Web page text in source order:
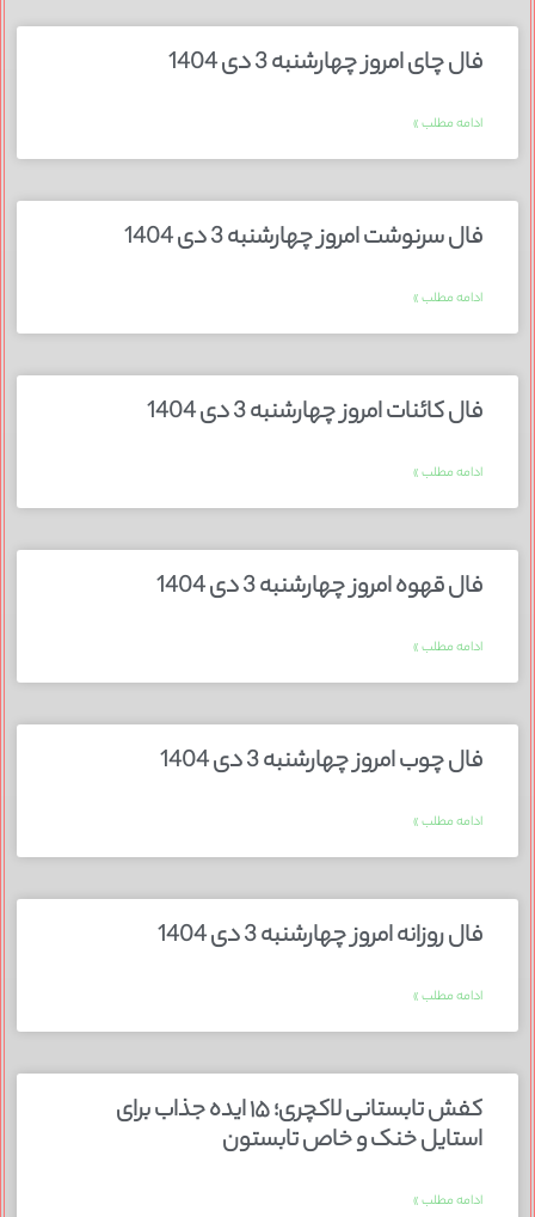
فال چای امروز چهارشنبه 3 دی 1404
ادامه مطلب »
فال سرنوشت امروز چهارشنبه 3 دی 1404
ادامه مطلب »
فال کائنات امروز چهارشنبه 3 دی 1404
ادامه مطلب »
فال قهوه امروز چهارشنبه 3 دی 1404
ادامه مطلب »
فال چوب امروز چهارشنبه 3 دی 1404
ادامه مطلب »
فال روزانه امروز چهارشنبه 3 دی 1404
ادامه مطلب »
کفش تابستانی لاکچری؛ ۱۵ ایده‌ جذاب برای
استایل خنک و خاص تابستون
ادامه مطلب »